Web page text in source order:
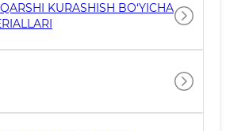
KURASHISH BO‘YICHA